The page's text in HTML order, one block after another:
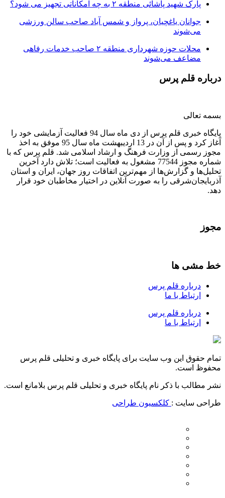
پارک شهید پاشائی منطقه ۲ به چه امکاناتی تجهیز می شود؟
جوانان یاغچیان، پرواز و شمس آباد صاحب سالن ورزشی
می‌شوند
محلات حوزه شهرداری منطقه ۲ صاحب خدمات رفاهی
مضاعف می‌شوند
درباره قلم پرس
بسمه تعالی
پایگاه خبری قلم پرس از دی ماه سال 94 فعالیت آزمایشی خود را
آغاز کرد و پس از آن در 13 اردیبهشت ماه سال 95 موفق به اخذ
مجوز رسمی از وزارت فرهنگ و ارشاد اسلامی شد. قلم پرس که با
شماره مجوز 77544 مشغول به فعالیت است؛ تلاش دارد آخرین
تحلیل‌ها و گزارش‌ها از مهم‌ترین اتفاقات روز جهان، ایران و استان
آذربایجان‌شرقی را به صورت آنلاین در اختیار مخاطبان خود قرار
دهد.
مجوز
خط مشی ها
درباره قلم پرس
ارتباط با ما
درباره قلم پرس
ارتباط با ما
تمام حقوق این وب سایت برای پایگاه خبری و تحلیلی قلم پرس
محفوظ است.
نشر مطالب با ذکر نام پایگاه خبری و تحلیلی قلم پرس بلامانع است.
طراحی سایت : کلکسیون طراحی